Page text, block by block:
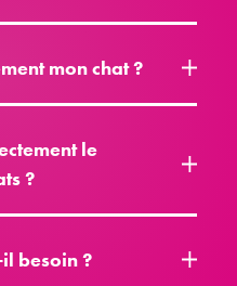
mon chat ?
le
?
besoin ?